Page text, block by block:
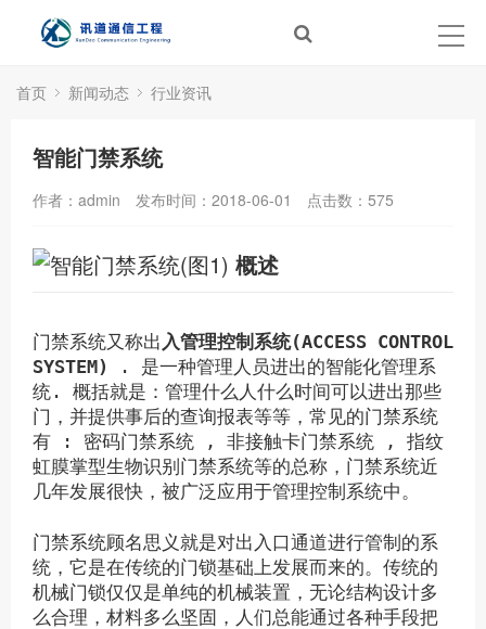
首页 新闻动态 行业资讯
智能门禁系统
作者：admin 发布时间：2018-06-01 点击数： 575
概述
门禁系统又称出 入管理控制系统(ACCESS CONTROL
SYSTEM)
. 是一种管理人员进出的智能化管理系
统. 概括就是：管理什么人什么时间可以进出那些
门，并提供事后的查询报表等等，常见的门禁系统
有 : 密码门禁系统 , 非接触卡门禁系统 , 指纹
虹膜掌型生物识别门禁系统等的总称，门禁系统近
几年发展很快，被广泛应用于管理控制系统中。
门禁系统顾名思义就是对出入口通道进行管制的系
统，它是在传统的门锁基础上发展而来的。传统的
机械门锁仅仅是单纯的机械装置，无论结构设计多
么合理，材料多么坚固，人们总能通过各种手段把